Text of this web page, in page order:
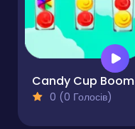
Candy Cup Boom
0 (0 Голосів)